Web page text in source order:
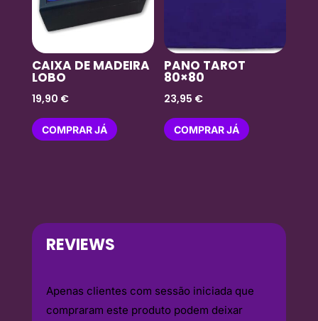
CAIXA DE MADEIRA
LOBO
19,90 €
COMPRAR JÁ
PANO TAROT
80×80
23,95 €
COMPRAR JÁ
REVIEWS
Apenas clientes com sessão iniciada que
compraram este produto podem deixar